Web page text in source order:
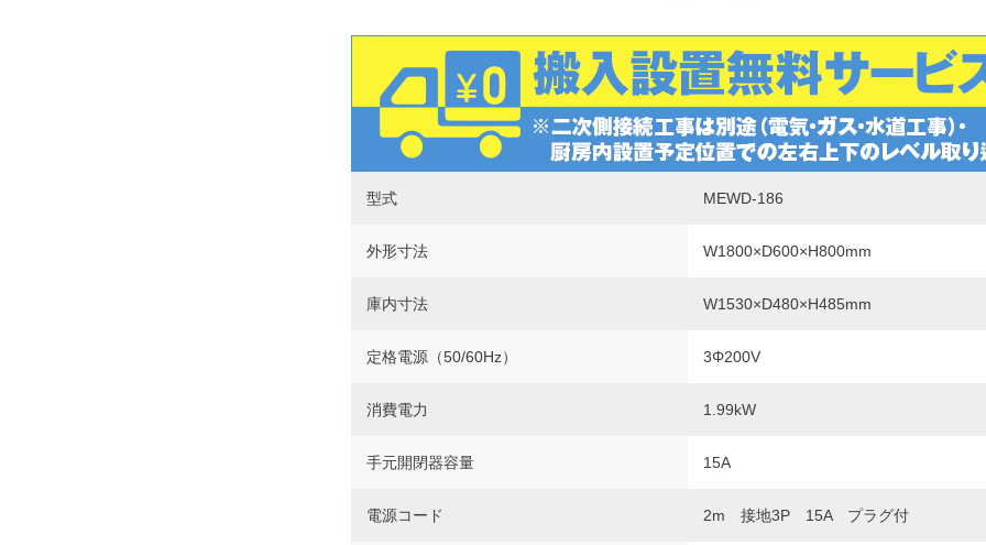
型式 MEWD-186
外形寸法 W1800×D600×H800mm
庫内寸法 W1530×D480×H485mm
定格電源（50/60Hz） 3Φ200V
消費電力 1.99kW
手元開閉器容量 15A
電源コード 2m 接地3P 15A プラグ付